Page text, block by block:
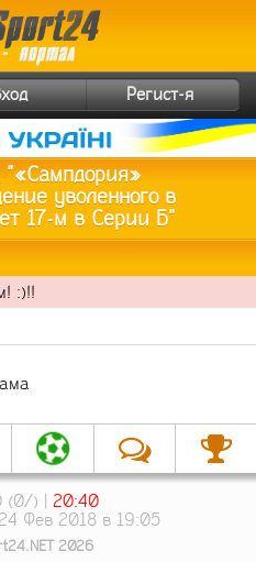
Регист-я
"«Сампдория»
уволенного в
17-м в Серии Б"
:)!!
(0/) | 20:40
Фев 2018 в 19:05
2026